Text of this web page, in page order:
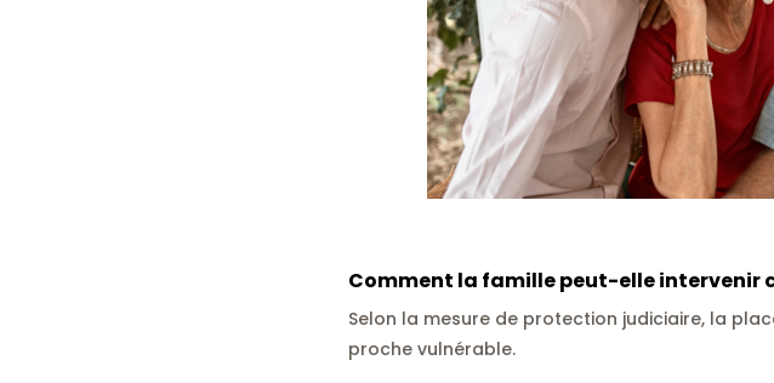
Comment la famille peut-elle intervenir
Selon la mesure de protection judiciaire, la
proche vulnérable.